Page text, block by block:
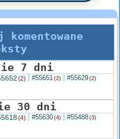
7 dni
(2) #55651(2) #55629(2)
30 dni
(4) #55630(4) #55488(3)